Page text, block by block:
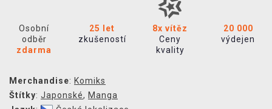
Osobní
odběr
zdarma
25 let
zkušeností
8x vítěz
Ceny
kvality
20 000
výdejen
Merchandise: Komiks
Štítky: Japonské, Manga